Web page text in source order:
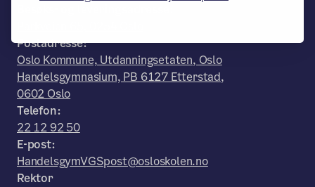
Postadresse:
Oslo Kommune, Utdanningsetaten, Oslo
Handelsgymnasium, PB 6127 Etterstad,
0602 Oslo
Telefon:
22 12 92 50
E-post:
HandelsgymVGSpost@osloskolen.no
Rektor